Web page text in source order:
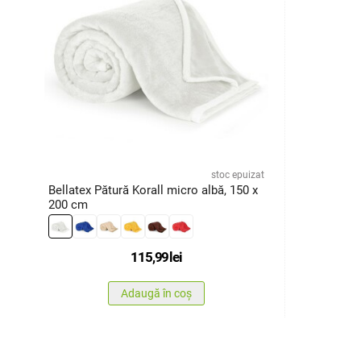
stoc epuizat
Bellatex Pătură Korall micro albă, 150 x
200 cm
115,99lei
Adaugă în coș